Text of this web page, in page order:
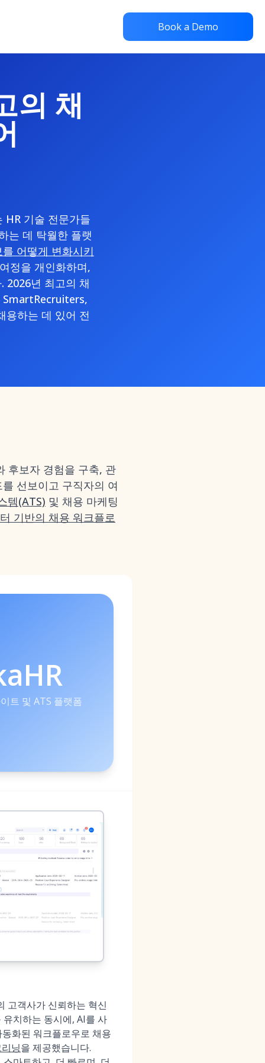
Book a Demo
의 채
HR 기술 전문가들
는 데 탁월한 플랫
어떻게 변화시키
정을 개인화하며,
2026년 최고의 채
SmartRecruiters,
용하는 데 있어 전
후보자 경험을 구축, 관
선보이고 구직자의 여
템(ATS) 및 채용 마케팅
기반의 채용 워크플로
트 및 ATS 플랫폼
고객사가 신뢰하는 혁신
치하는 동시에, AI를 사
화된 워크플로우로 채용
닝을 제공했습니다.